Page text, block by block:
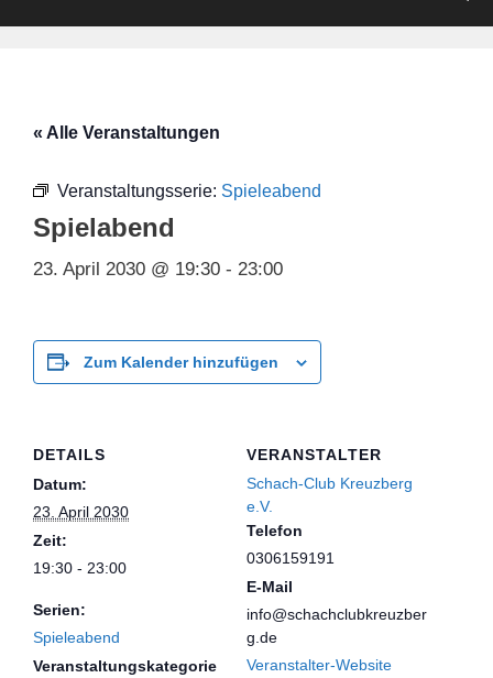
« Alle Veranstaltungen
Veranstaltungsserie: Spieleabend
Spielabend
23. April 2030 @ 19:30 - 23:00
Zum Kalender hinzufügen
DETAILS
Datum:
23. April 2030
Zeit:
19:30 - 23:00
Serien:
Spieleabend
Veranstaltungskategorie
VERANSTALTER
Schach-Club Kreuzberg
e.V.
Telefon
0306159191
E-Mail
info@schachclubkreuzber
g.de
Veranstalter-Website